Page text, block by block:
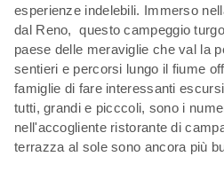
esperienze indelebili. Immerso
dal Reno, questo campeggio
paese delle meraviglie che val la
sentieri e percorsi lungo il fiume
famiglie di fare interessanti
tutti, grandi e picccoli, sono i
nell'accogliente ristorante di
terrazza al sole sono ancora più